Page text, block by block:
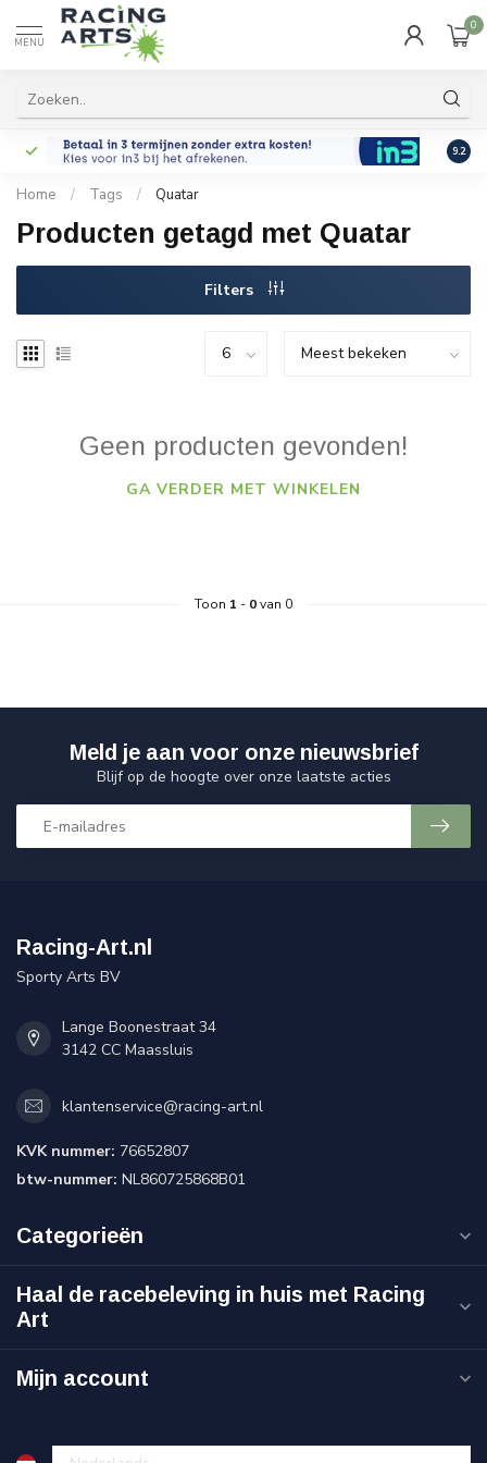
MENU
0
9.2
Home / Tags / Quatar
Producten getagd met Quatar
Filters
Geen producten gevonden!
GA VERDER MET WINKELEN
Toon 1 - 0van 0
Meld je aan voor onze nieuwsbrief
Blijf op de hoogte over onze laatste acties
Racing-Art.nl
Sporty Arts BV
Lange Boonestraat 34
3142 CC Maassluis
klantenservice@racing-art.nl
KVK nummer: 76652807
btw-nummer: NL860725868B01
Categorieën
Haal de racebeleving in huis met Racing
Art
Mijn account